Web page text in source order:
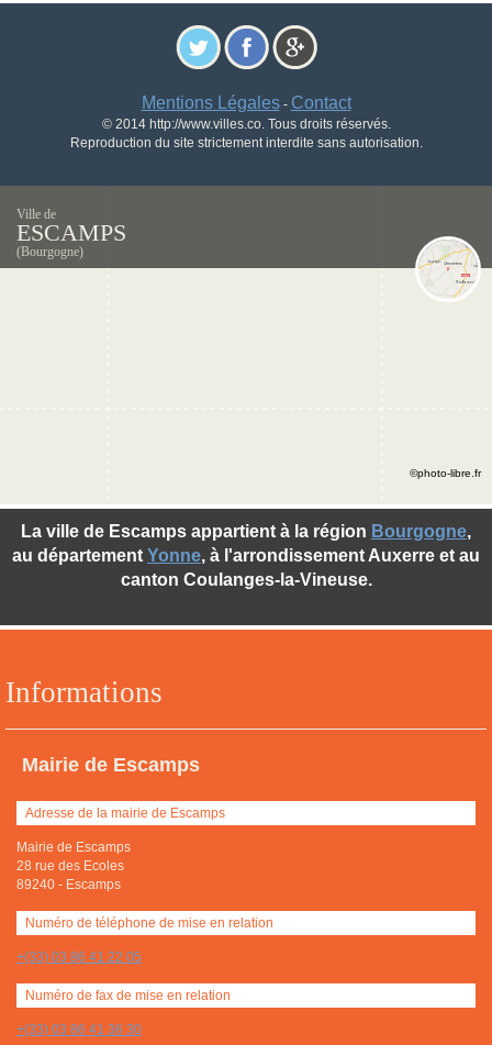
Mentions Légales- Contact
© 2014 http://www.villes.co. Tous droits réservés.
Reproduction du site strictement interdite sans autorisation.
Ville de
ESCAMPS
(Bourgogne)
Informations
Mairie de Escamps
Adresse de la mairie de Escamps
Mairie de Escamps
28 rue des Ecoles
89240 - Escamps
Numéro de téléphone de mise en relation
+(33) 03 86 41 22 05
Numéro de fax de mise en relation
+(33) 03 86 41 36 30
La ville de Escamps appartient à la région Bourgogne,
au département Yonne, à l'arrondissement Auxerre et au
canton Coulanges-la-Vineuse.
©photo-libre.fr